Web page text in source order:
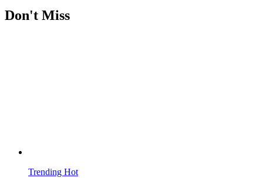
Don't Miss
Trending Hot